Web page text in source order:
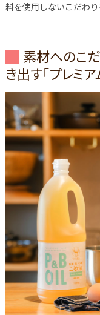
料を使用しないこだわり
素材へのこ
き出す「プレミ